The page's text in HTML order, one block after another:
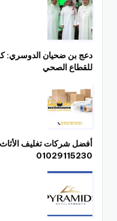
دعج بن ضحيان الدوسري:
للقطاع الصحي
أفضل شركات تغليف الأثاث
01029115230